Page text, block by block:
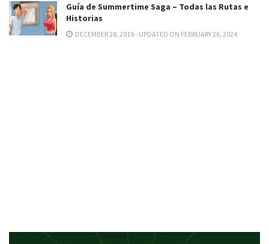
Guía de Summertime Saga – Todas las Rutas e
Historias
DECEMBER 28, 2019 - UPDATED ON FEBRUARY 26, 2024